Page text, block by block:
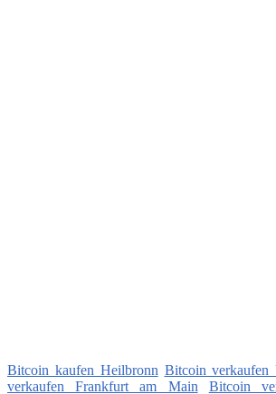
Bitcoin kaufen Heilbronn Bitcoin verkaufen
verkaufen Frankfurt am Main
Bitcoin